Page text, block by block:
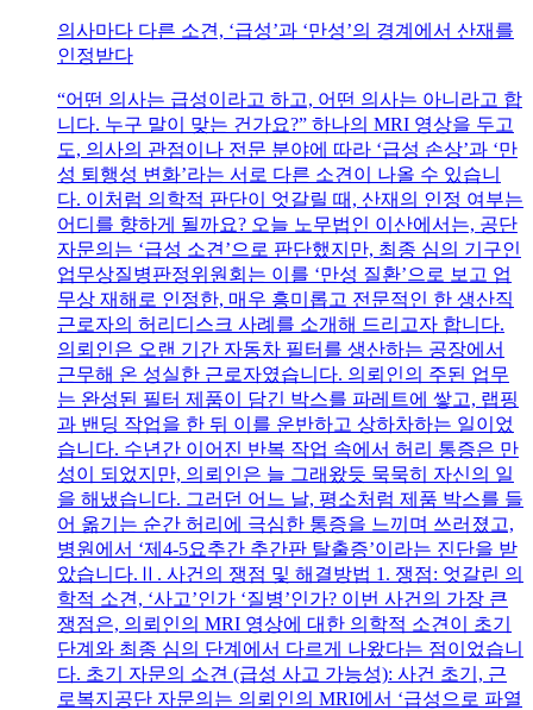
의사마다 다른 소견, ‘급성’과 ‘만성’의 경계에서 산재를
인정받다
“어떤 의사는 급성이라고 하고, 어떤 의사는 아니라고 합
니다. 누구 말이 맞는 건가요?” 하나의 MRI 영상을 두고
도, 의사의 관점이나 전문 분야에 따라 ‘급성 손상’과 ‘만
성 퇴행성 변화’라는 서로 다른 소견이 나올 수 있습니
다. 이처럼 의학적 판단이 엇갈릴 때, 산재의 인정 여부는
어디를 향하게 될까요? 오늘 노무법인 이산에서는, 공단
자문의는 ‘급성 소견’으로 판단했지만, 최종 심의 기구인
업무상질병판정위원회는 이를 ‘만성 질환’으로 보고 업
무상 재해로 인정한, 매우 흥미롭고 전문적인 한 생산직
근로자의 허리디스크 사례를 소개해 드리고자 합니다.
의뢰인은 오랜 기간 자동차 필터를 생산하는 공장에서
근무해 온 성실한 근로자였습니다. 의뢰인의 주된 업무
는 완성된 필터 제품이 담긴 박스를 파레트에 쌓고, 랩핑
과 밴딩 작업을 한 뒤 이를 운반하고 상하차하는 일이었
습니다. 수년간 이어진 반복 작업 속에서 허리 통증은 만
성이 되었지만, 의뢰인은 늘 그래왔듯 묵묵히 자신의 일
을 해냈습니다. 그러던 어느 날, 평소처럼 제품 박스를 들
어 옮기는 순간 허리에 극심한 통증을 느끼며 쓰러졌고,
병원에서 ‘제4-5요추간 추간판 탈출증’이라는 진단을 받
았습니다.Ⅱ. 사건의 쟁점 및 해결방법 1. 쟁점: 엇갈린 의
학적 소견, ‘사고’인가 ‘질병’인가? 이번 사건의 가장 큰
쟁점은, 의뢰인의 MRI 영상에 대한 의학적 소견이 초기
단계와 최종 심의 단계에서 다르게 나왔다는 점이었습니
다. 초기 자문의 소견 (급성 사고 가능성): 사건 초기, 근
로복지공단 자문의는 의뢰인의 MRI에서 ‘급성으로 파열